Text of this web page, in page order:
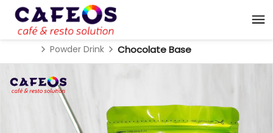
Powder Drink Chocolate Base